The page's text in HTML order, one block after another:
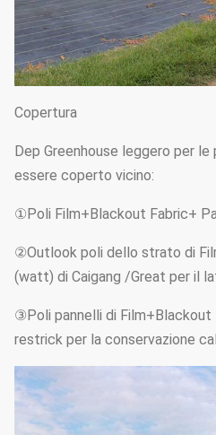
Copertura
Dep Greenhouse leggero per
essere coperto vicino:
①Poli Film+Blackout Fabric+
②Outlook poli dello strato di
(watt) di Caigang /Great per il
③Poli pannelli di Film+Blackout
restrick per la conservazione